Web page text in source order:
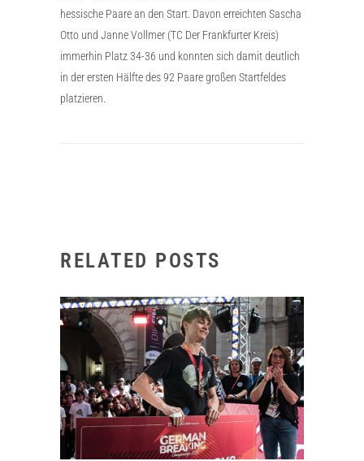
hessische Paare an den Start. Davon erreichten Sascha
Otto und Janne Vollmer (TC Der Frankfurter Kreis)
immerhin Platz 34-36 und konnten sich damit deutlich
in der ersten Hälfte des 92 Paare großen Startfeldes
platzieren.
RELATED POSTS